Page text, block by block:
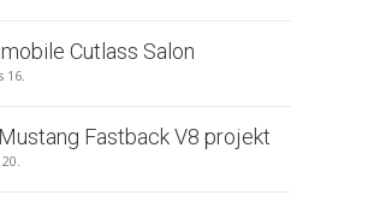
Cutlass Salon
16.
Fastback V8 projekt